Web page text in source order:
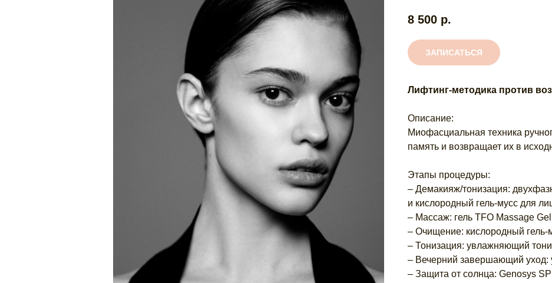
8 500 р.
ЗАПИСАТЬСЯ
Лифтинг-методика против
Описание:
Миофасциальная техника
память и возвращает их в
Этапы процедуры:
– Демакияж/тонизация:
и кислородный гель-мусс для
– Массаж: гель TFO Massage Gel
– Очищение: кислородный гель-
– Тонизация: увлажняющий
– Вечерний завершающий уход:
– Защита от солнца: Genosys